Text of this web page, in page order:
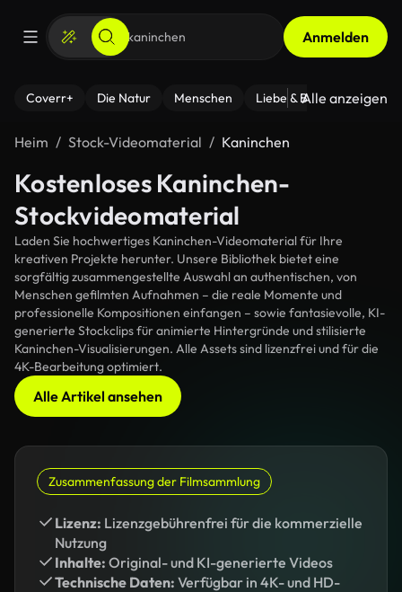
Anmelden
Coverr+ Die Natur Menschen Liebe & Beziehungen
Alle anzeigen
Heim Stock-Videomaterial Kaninchen
Kostenloses Kaninchen-
Stockvideomaterial
Laden Sie hochwertiges Kaninchen-Videomaterial für Ihre
kreativen Projekte herunter. Unsere Bibliothek bietet eine
sorgfältig zusammengestellte Auswahl an authentischen, von
Menschen gefilmten Aufnahmen – die reale Momente und
professionelle Kompositionen einfangen – sowie fantasievolle, KI-
generierte Stockclips für animierte Hintergründe und stilisierte
Kaninchen-Visualisierungen. Alle Assets sind lizenzfrei und für die
4K-Bearbeitung optimiert.
Alle Artikel ansehen
Zusammenfassung der Filmsammlung
Lizenz: Lizenzgebührenfrei für die kommerzielle
Nutzung
Inhalte: Original- und KI-generierte Videos
Technische Daten: Verfügbar in 4K- und HD-